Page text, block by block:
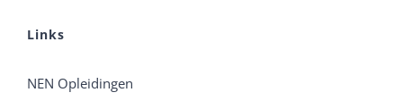
Links
NEN Opleidingen